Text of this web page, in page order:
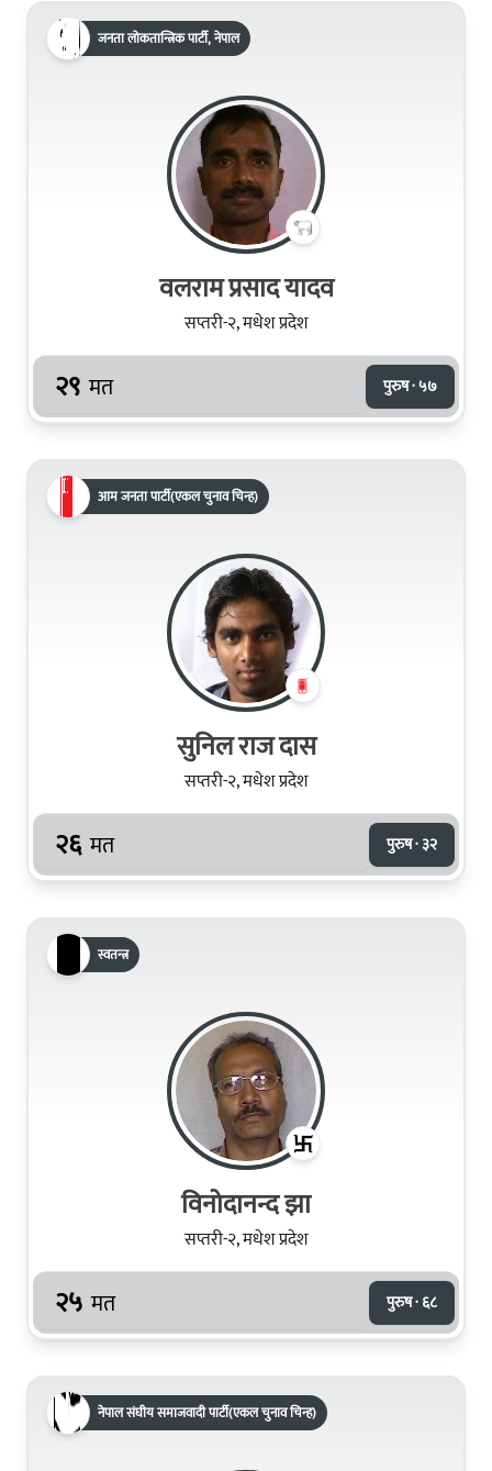
जनता लोकतान्त्रिक पार्टी, नेपाल
वलराम प्रसाद यादव
सप्तरी-२, मधेश प्रदेश
२९ मत पुरुष · ५७
आम जनता पार्टी(एकल चुनाव चिन्ह)
सुनिल राज दास
सप्तरी-२, मधेश प्रदेश
२६ मत पुरुष · ३२
स्वतन्त्र
विनोदानन्द झा
सप्तरी-२, मधेश प्रदेश
२५ मत पुरुष · ६८
नेपाल संघीय समाजवादी पार्टी(एकल चुनाव चिन्ह)